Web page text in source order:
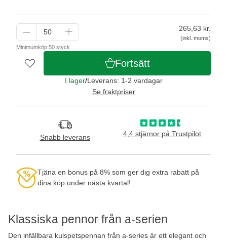
Klassiska pennor från a-serien
Den infällbara kulspetspennan från a-series är ett elegant och
Minimumköp 50 styck
265,63 kr.
(inkl. moms)
Fortsätt
I lager/Leverans: 1-2 vardagar
Se fraktpriser
Snabb leverans 4,4 stjärnor på Trustpilot
Tjäna en bonus på 8% som ger dig extra rabatt på
dina köp under nästa kvartal!